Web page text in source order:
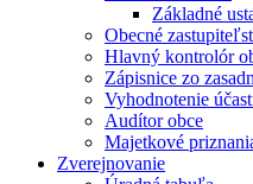
Základné
Obecné
Hlavný kontrolór
Zápisnice zo
Vyhodnotenie
Audítor obce
Majetkové
Zverejnovanie